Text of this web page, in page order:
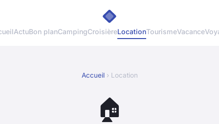
ActuBon planCampingCroisièreLocationTourismeVacance
Accueil› Location
🏠